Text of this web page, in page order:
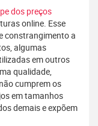
dos preços
online. Esse
constrangimento a
algumas
em outros
qualidade,
cumprem os
em tamanhos
demais e expõem